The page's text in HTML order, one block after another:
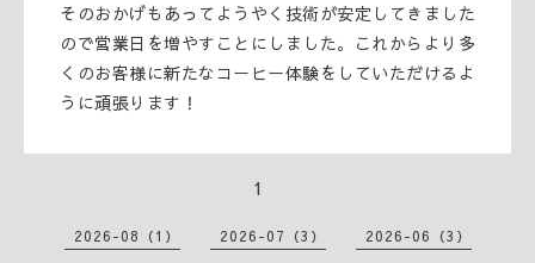
そのおかげもあってようやく技術が安定してきました
ので営業日を増やすことにしました。これからより多
くのお客様に新たなコーヒー体験をしていただけるよ
うに頑張ります！
1
2026-08（1） 2026-07（3） 2026-06（3）